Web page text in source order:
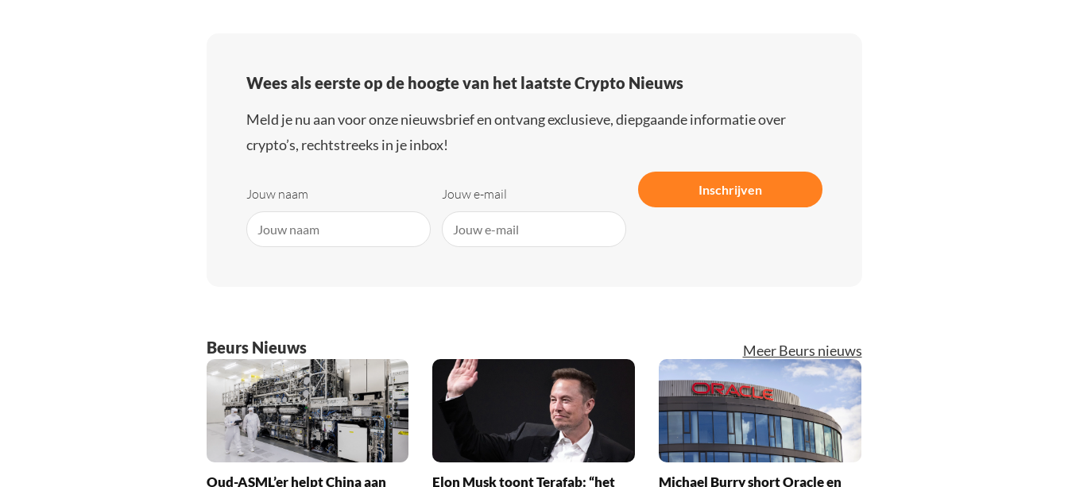
Wees als eerste op de hoogte van het laatste Crypto Nieuws
Meld je nu aan voor onze nieuwsbrief en ontvang exclusieve, diepgaande informatie over
crypto’s, rechtstreeks in je inbox!
Jouw naam Jouw e-mail Inschrijven
Beurs Nieuws Meer Beurs nieuws
Oud-ASML’er helpt China aan Elon Musk toont Terafab: “het Michael Burry short Oracle en